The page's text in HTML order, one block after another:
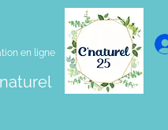
en ligne